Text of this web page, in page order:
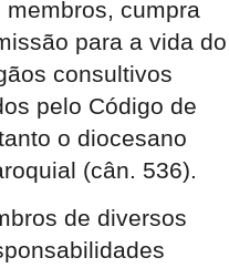
cumpra
para a vida do
consultivos
pelo Código de
o diocesano
(cân. 536).
de diversos